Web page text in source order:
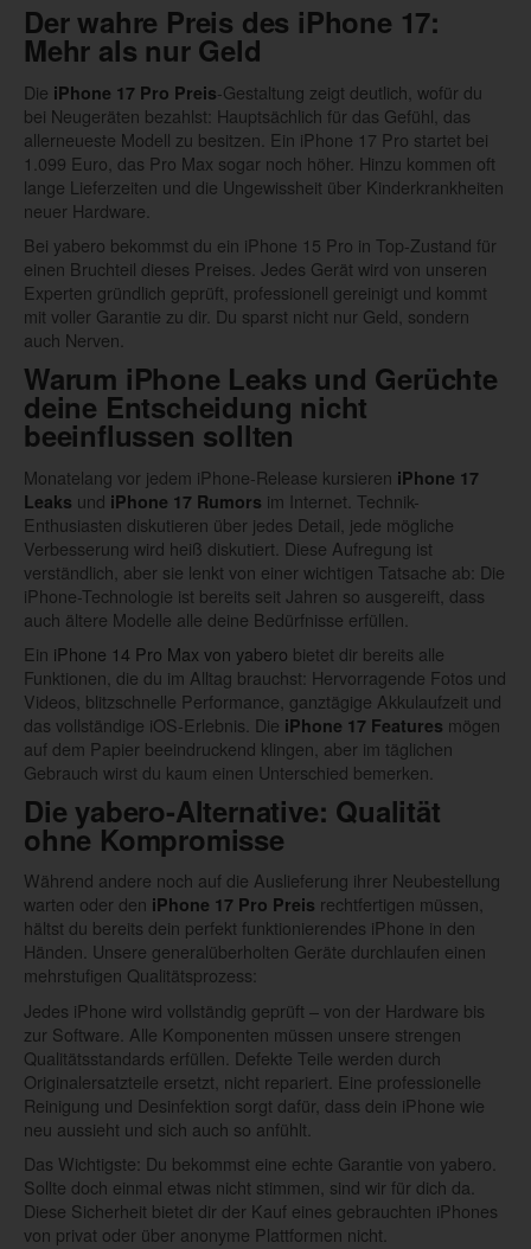
Der wahre Preis des iPhone 17:
Mehr als nur Geld
Die iPhone 17 Pro Preis-Gestaltung zeigt deutlich, wofür du
bei Neugeräten bezahlst: Hauptsächlich für das Gefühl, das
allerneueste Modell zu besitzen. Ein iPhone 17 Pro startet bei
1.099 Euro, das Pro Max sogar noch höher. Hinzu kommen oft
lange Lieferzeiten und die Ungewissheit über Kinderkrankheiten
neuer Hardware.
Bei yabero bekommst du ein iPhone 15 Pro in Top-Zustand für
einen Bruchteil dieses Preises. Jedes Gerät wird von unseren
Experten gründlich geprüft, professionell gereinigt und kommt
mit voller Garantie zu dir. Du sparst nicht nur Geld, sondern
auch Nerven.
Warum iPhone Leaks und Gerüchte
deine Entscheidung nicht
beeinflussen sollten
Monatelang vor jedem iPhone-Release kursieren iPhone 17
Leaks und iPhone 17 Rumors im Internet. Technik-
Enthusiasten diskutieren über jedes Detail, jede mögliche
Verbesserung wird heiß diskutiert. Diese Aufregung ist
verständlich, aber sie lenkt von einer wichtigen Tatsache ab: Die
iPhone-Technologie ist bereits seit Jahren so ausgereift, dass
auch ältere Modelle alle deine Bedürfnisse erfüllen.
Ein iPhone 14 Pro Max von yabero bietet dir bereits alle
Funktionen, die du im Alltag brauchst: Hervorragende Fotos und
Videos, blitzschnelle Performance, ganztägige Akkulaufzeit und
das vollständige iOS-Erlebnis. Die iPhone 17 Features mögen
auf dem Papier beeindruckend klingen, aber im täglichen
Gebrauch wirst du kaum einen Unterschied bemerken.
Die yabero-Alternative: Qualität
ohne Kompromisse
Während andere noch auf die Auslieferung ihrer Neubestellung
warten oder den iPhone 17 Pro Preis rechtfertigen müssen,
hältst du bereits dein perfekt funktionierendes iPhone in den
Händen. Unsere generalüberholten Geräte durchlaufen einen
mehrstufigen Qualitätsprozess:
Jedes iPhone wird vollständig geprüft – von der Hardware bis
zur Software. Alle Komponenten müssen unsere strengen
Qualitätsstandards erfüllen. Defekte Teile werden durch
Originalersatzteile ersetzt, nicht repariert. Eine professionelle
Reinigung und Desinfektion sorgt dafür, dass dein iPhone wie
neu aussieht und sich auch so anfühlt.
Das Wichtigste: Du bekommst eine echte Garantie von yabero.
Sollte doch einmal etwas nicht stimmen, sind wir für dich da.
Diese Sicherheit bietet dir der Kauf eines gebrauchten iPhones
von privat oder über anonyme Plattformen nicht.